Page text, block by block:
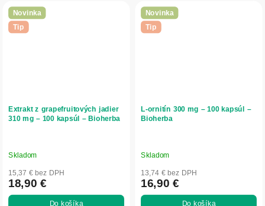
Novinka
Tip
Extrakt z grapefruitových jadier
310 mg – 100 kapsúl – Bioherba
Skladom
15,37 € bez DPH
18,90 €
Do košíka
Novinka
Tip
L-ornitín 300 mg – 100 kapsúl –
Bioherba
Skladom
13,74 € bez DPH
16,90 €
Do košíka